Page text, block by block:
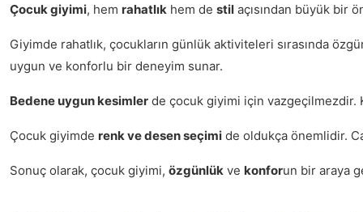
Çocuk giyimi, hem rahatlık hem de stil açısından büyük bir
Giyimde rahatlık, çocukların günlük aktiviteleri sırasında
uygun ve konforlu bir deneyim sunar.
Bedene uygun kesimler de çocuk giyimi için vazgeçilmezdir.
Çocuk giyimde renk ve desen seçimi de oldukça önemlidir.
Sonuç olarak, çocuk giyimi, özgünlük ve konforun bir araya